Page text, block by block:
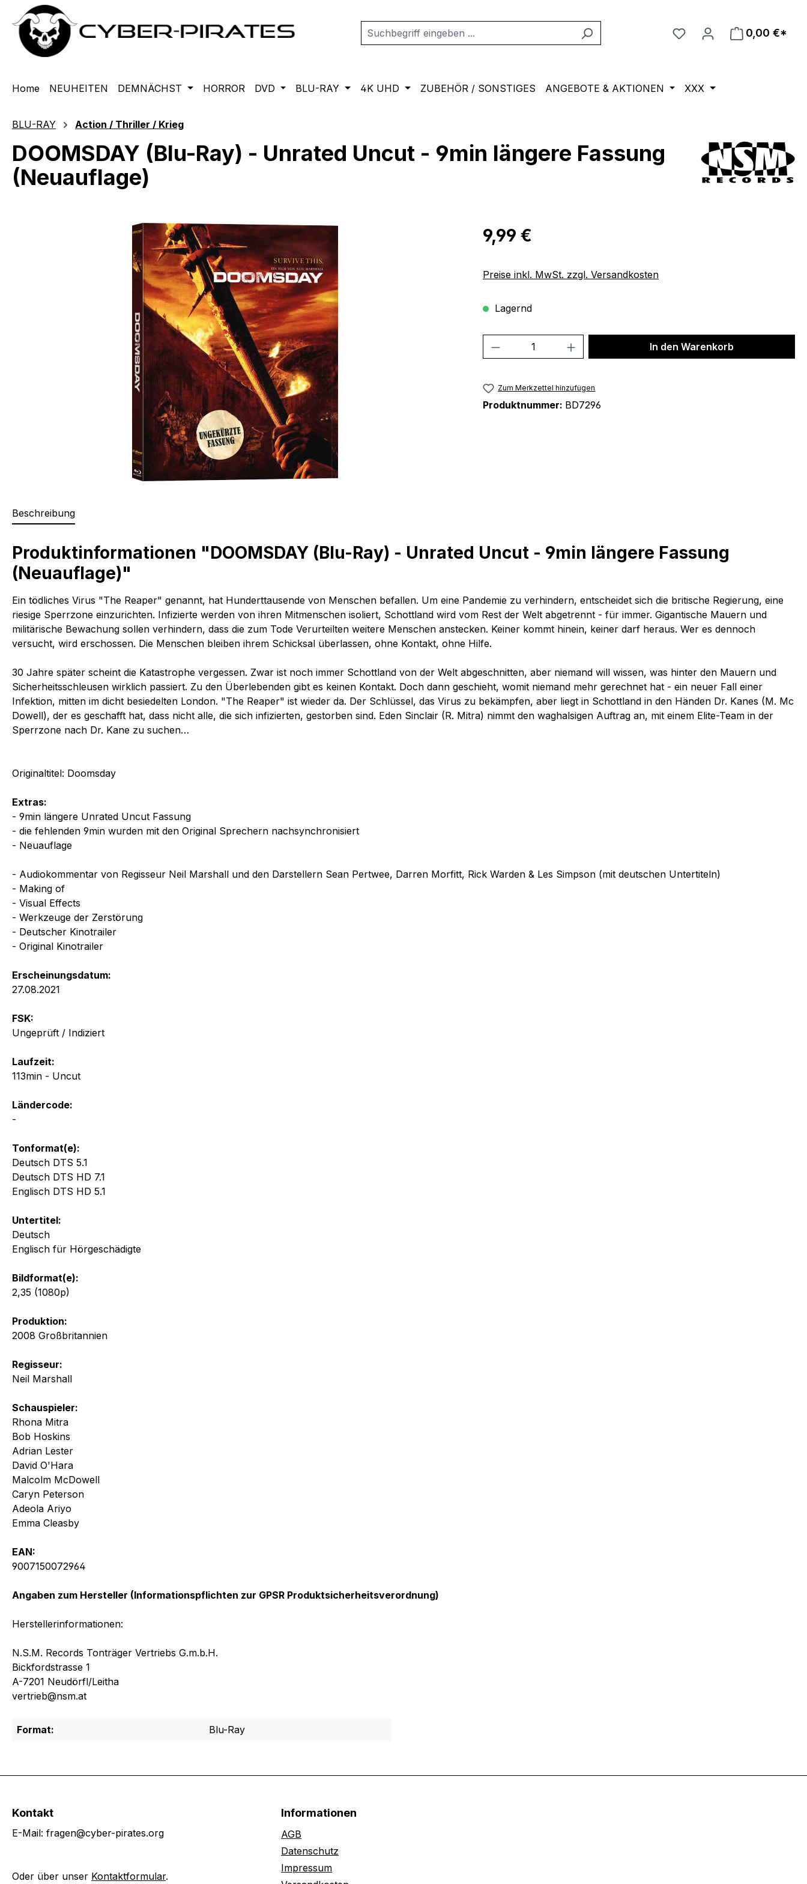
Hauptinhalt springen
Zur Suche springen
Zur Hauptnavigation springen
0,00 €*
Home NEUHEITEN DEMNÄCHST HORROR DVD BLU-RAY 4K UHD ZUBEHÖR / SONSTIGES ANGEBOTE & AKTIONEN XXX
BLU-RAY Action / Thriller / Krieg
DOOMSDAY (Blu-Ray) - Unrated Uncut - 9min längere Fassung
(Neuauflage)
Regulärer Preis:
9,99 €
Preise inkl. MwSt. zzgl. Versandkosten
Lagernd
Produkt Anzahl: Gib den gewünschten Wert
In den Warenkorb
Zum Merkzettel hinzufügen
Produktnummer: BD7296
Beschreibung
Produktinformationen "DOOMSDAY (Blu-Ray) - Unrated Uncut - 9min längere Fassung
(Neuauflage)"
Ein tödliches Virus "The Reaper" genannt, hat Hunderttausende von Menschen befallen. Um eine Pandemie zu verhindern, entscheidet sich die britische Regierung, eine
riesige Sperrzone einzurichten. Infizierte werden von ihren Mitmenschen isoliert, Schottland wird vom Rest der Welt abgetrennt - für immer. Gigantische Mauern und
militärische Bewachung sollen verhindern, dass die zum Tode Verurteilten weitere Menschen anstecken. Keiner kommt hinein, keiner darf heraus. Wer es dennoch
versucht, wird erschossen. Die Menschen bleiben ihrem Schicksal überlassen, ohne Kontakt, ohne Hilfe.
30 Jahre später scheint die Katastrophe vergessen. Zwar ist noch immer Schottland von der Welt abgeschnitten, aber niemand will wissen, was hinter den Mauern und
Sicherheitsschleusen wirklich passiert. Zu den Überlebenden gibt es keinen Kontakt. Doch dann geschieht, womit niemand mehr gerechnet hat - ein neuer Fall einer
Infektion, mitten im dicht besiedelten London. "The Reaper" ist wieder da. Der Schlüssel, das Virus zu bekämpfen, aber liegt in Schottland in den Händen Dr. Kanes (M. Mc
Dowell), der es geschafft hat, dass nicht alle, die sich infizierten, gestorben sind. Eden Sinclair (R. Mitra) nimmt den waghalsigen Auftrag an, mit einem Elite-Team in der
Sperrzone nach Dr. Kane zu suchen…
Originaltitel: Doomsday
Extras:
- 9min längere Unrated Uncut Fassung
- die fehlenden 9min wurden mit den Original Sprechern nachsynchronisiert
- Neuauflage
- Audiokommentar von Regisseur Neil Marshall und den Darstellern Sean Pertwee, Darren Morfitt, Rick Warden & Les Simpson (mit deutschen Untertiteln)
- Making of
- Visual Effects
- Werkzeuge der Zerstörung
- Deutscher Kinotrailer
- Original Kinotrailer
Erscheinungsdatum:
27.08.2021
FSK:
Ungeprüft / Indiziert
Laufzeit:
113min - Uncut
Ländercode:
-
Tonformat(e):
Deutsch DTS 5.1
Deutsch DTS HD 7.1
Englisch DTS HD 5.1
Untertitel:
Deutsch
Englisch für Hörgeschädigte
Bildformat(e):
2,35 (1080p)
Produktion:
2008 Großbritannien
Regisseur:
Neil Marshall
Schauspieler:
Rhona Mitra
Bob Hoskins
Adrian Lester
David O'Hara
Malcolm McDowell
Caryn Peterson
Adeola Ariyo
Emma Cleasby
EAN:
9007150072964
Angaben zum Hersteller (Informationspflichten zur GPSR Produktsicherheitsverordnung)
Herstellerinformationen:
N.S.M. Records Tonträger Vertriebs G.m.b.H.
Bickfordstrasse 1
A-7201 Neudörfl/Leitha
vertrieb@nsm.at
Format: Blu-Ray
Kontakt
E-Mail: fragen@cyber-pirates.org
Oder über unser Kontaktformular.
Informationen
AGB
Datenschutz
Impressum